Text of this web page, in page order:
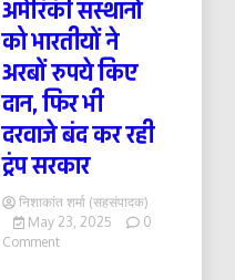
अमेरिकी संस्थानों
को भारतीयों ने
अरबों रुपये किए
दान, फिर भी
दरवाजे बंद कर रही
ट्रंप सरकार
निशाकांत शर्मा (सहसंपादक)
May 23, 2025
0
Commenton